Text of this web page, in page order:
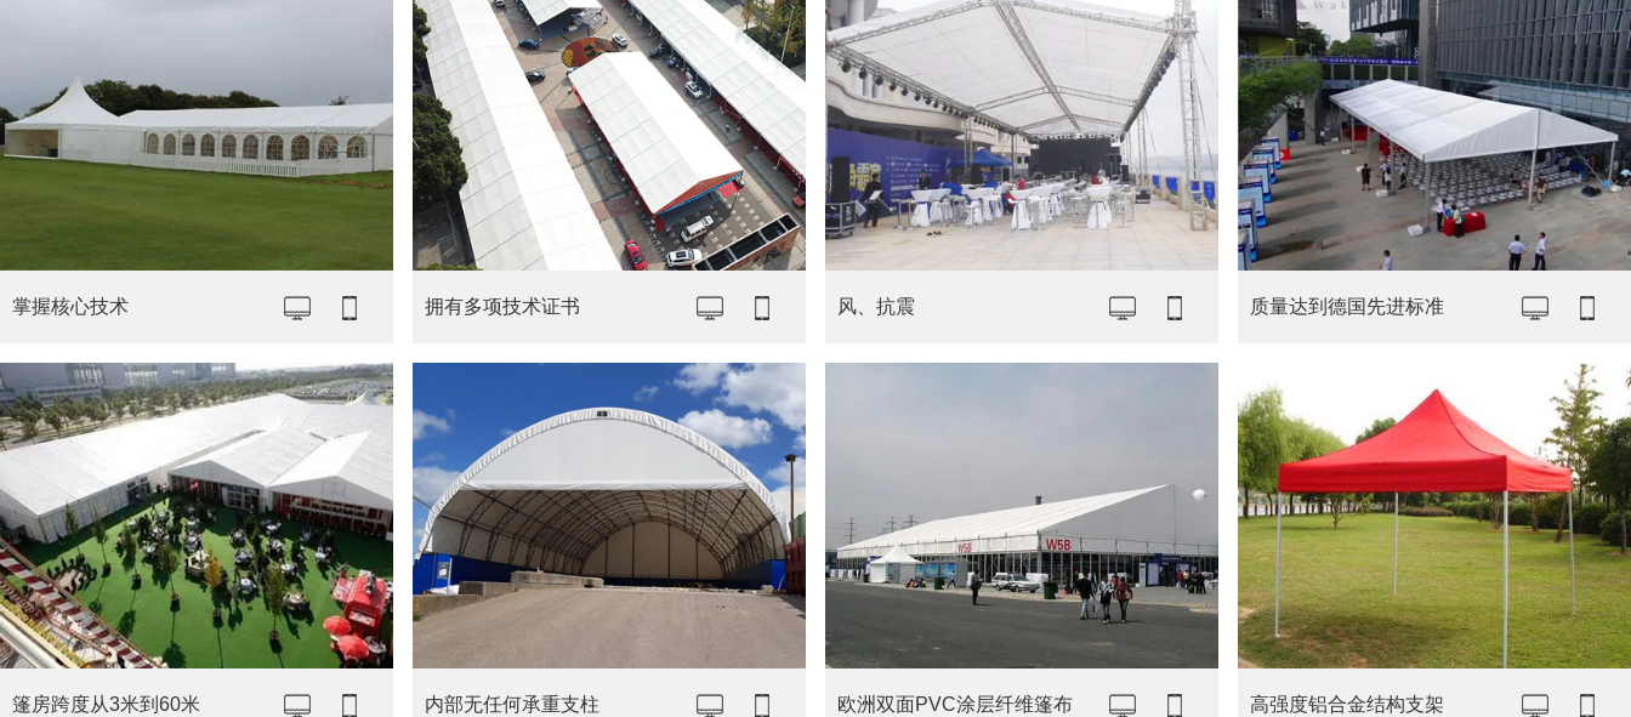
掌握核心技术 拥有多项技术证书 风、抗震 质量达到德国先进标准
篷房跨度从3米到60米 内部无任何承重支柱 欧洲双面PVC涂层纤维篷布 高强度铝合金结构支架